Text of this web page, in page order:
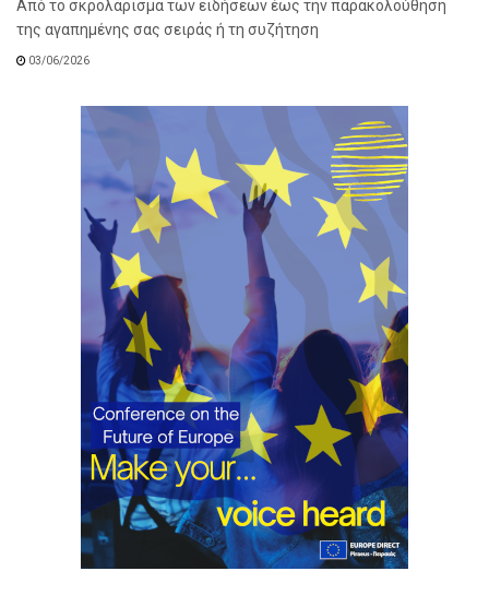
Από το σκρολάρισμα των ειδήσεων έως την παρακολούθηση
της αγαπημένης σας σειράς ή τη συζήτηση
03/06/2026